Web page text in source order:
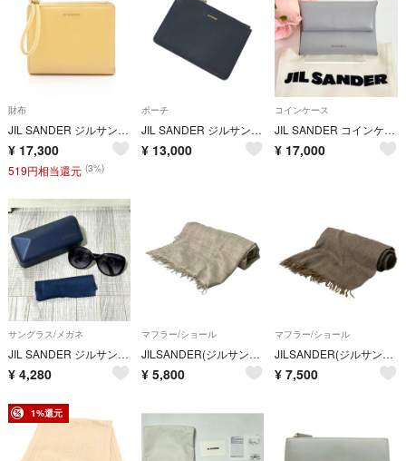
財布
JIL SANDER ジルサンダー 二つ折り財布 Giro ミニフレンチウォレット
¥ 17,300
519円相当還元 (3%)
ポーチ
JIL SANDER ジルサンダー ポーチ 黒 【古着】【中古】【送料無料】
¥ 13,000
コインケース
JIL SANDER コインケース レザー グレー *117
¥ 17,000
サングラス/メガネ
JIL SANDER ジルサンダー JS615S サングラス パープル
¥ 4,280
マフラー/ショール
JILSANDER(ジルサンダー) マフラー - ライトグレー ウール
¥ 5,800
マフラー/ショール
JILSANDER(ジルサンダー) マフラー - グレー ウール、カシミヤ、シルク
¥ 7,500
1%還元